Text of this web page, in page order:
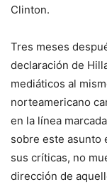
Clinton.
Tres meses
declaración de
mediáticos al
norteamericano
en la línea
sobre este asunto
sus críticas, no
dirección de